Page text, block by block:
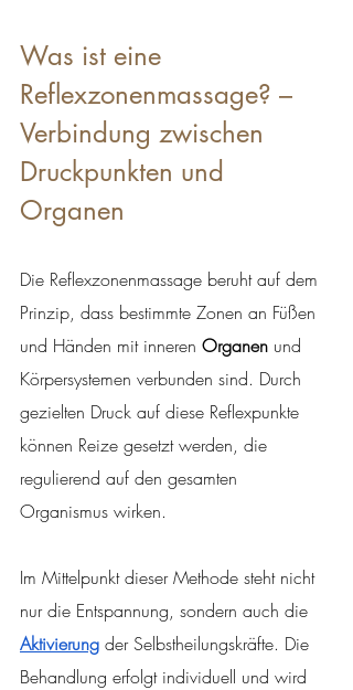
Was ist eine
Reflexzonenmassage? –
Verbindung zwischen
Druckpunkten und
Organen
Die Reflexzonenmassage beruht auf dem
Prinzip, dass bestimmte Zonen an Füßen
und Händen mit inneren Organen und
Körpersystemen verbunden sind. Durch
gezielten Druck auf diese Reflexpunkte
können Reize gesetzt werden, die
regulierend auf den gesamten
Organismus wirken.
Im Mittelpunkt dieser Methode steht nicht
nur die Entspannung, sondern auch die
Aktivierung der Selbstheilungskräfte. Die
Behandlung erfolgt individuell und wird